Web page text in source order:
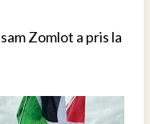
Zomlot a pris la